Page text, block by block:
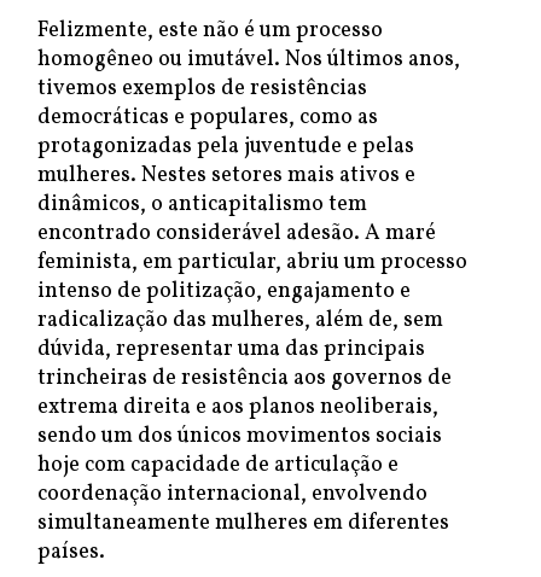
Felizmente, este não é um processo
homogêneo ou imutável. Nos últimos anos,
tivemos exemplos de resistências
democráticas e populares, como as
protagonizadas pela juventude e pelas
mulheres. Nestes setores mais ativos e
dinâmicos, o anticapitalismo tem
encontrado considerável adesão. A maré
feminista, em particular, abriu um processo
intenso de politização, engajamento e
radicalização das mulheres, além de, sem
dúvida, representar uma das principais
trincheiras de resistência aos governos de
extrema direita e aos planos neoliberais,
sendo um dos únicos movimentos sociais
hoje com capacidade de articulação e
coordenação internacional, envolvendo
simultaneamente mulheres em diferentes
países.